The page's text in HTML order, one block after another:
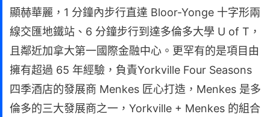
顯赫華麗，1 分鐘內步行直達 Bloor-Yonge 十字形兩
線交匯地鐵站、6 分鐘步行到達多倫多大學 U of T，
且鄰近加拿大第一國際金融中心。更罕有的是項目由
擁有超過 65 年經驗，負責Yorkville Four Seasons
四季酒店的發展商 Menkes 匠心打造，Menkes 是多
倫多的三大發展商之一，Yorkville + Menkes 的組合